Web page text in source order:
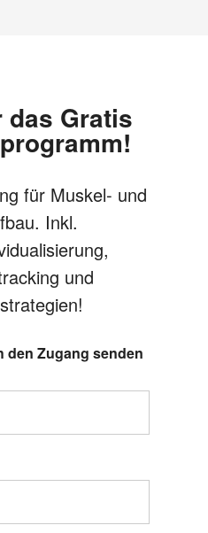
Gratis
für Muskel- und
Inkl.
und
den Zugang senden